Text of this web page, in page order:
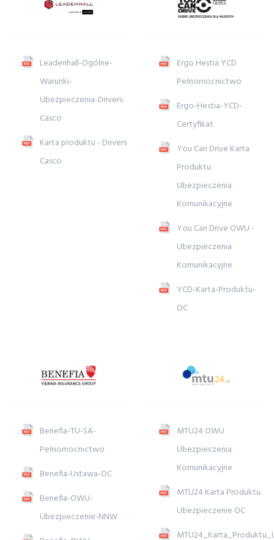
Leadenhall-Ogólne-
Warunki-
Ubezpieczenia-Drivers-
Casco
Karta produktu - Drivers
Casco
Ergo Hestia YCD
Pełnomocnictwo
Ergo-Hestia-YCD-
Certyfikat
You Can Drive Karta
Produktu
Ubezpieczenia
Komunikacyjne
You Can Drive OWU -
Ubezpieczenia
Komunikacyjne
YCD-Karta-Produktu-
OC
Benefia-TU-SA-
Pełnomocnictwo
Benefia-Ustawa-OC
Benefia-OWU-
Ubezpieczenie-NNW
MTU24 OWU
Ubezpieczenia
Komunikacyjne
MTU24 Karta Produktu
Ubezpieczenie OC